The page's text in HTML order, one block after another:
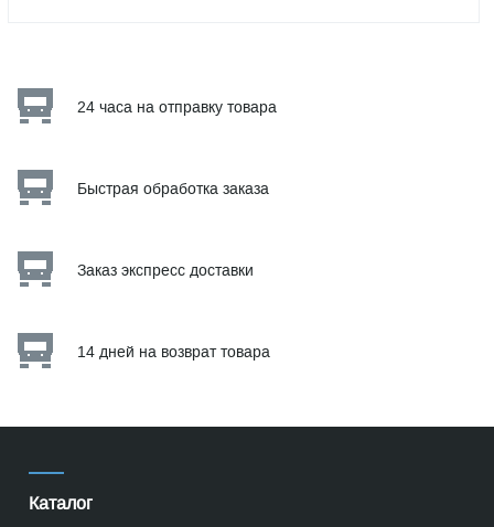
24 часа на отправку товара
Быстрая обработка заказа
Заказ экспресс доставки
14 дней на возврат товара
Каталог